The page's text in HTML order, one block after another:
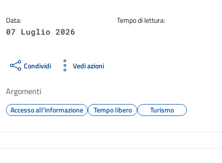
Data:
07 Luglio 2026
Tempo di lettura:
Condividi Vedi azioni
Argomenti
Accesso all'informazione Tempo libero Turismo